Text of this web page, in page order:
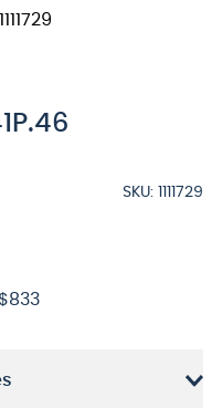
SKU: 1111729
$833